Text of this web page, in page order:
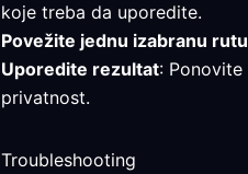
koje treba da uporedite.
Povežite jednu izabranu rutu
Uporedite rezultat:
privatnost.
Troubleshooting